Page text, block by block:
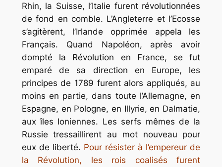
Rhin, la Suisse, l’Italie furent révolutionnées
de fond en comble. L’Angleterre et l’Ecosse
s’agitèrent, l’Irlande opprimée appela les
Français. Quand Napoléon, après avoir
dompté la Révolution en France, se fut
emparé de sa direction en Europe, les
principes de 1789 furent alors appliqués, au
moins en partie, dans toute l’Allemagne, en
Espagne, en Pologne, en Illyrie, en Dalmatie,
aux îles Ioniennes. Les serfs mêmes de la
Russie tressaillirent au mot nouveau pour
eux de liberté. Pour résister à l’empereur de
la Révolution, les rois coalisés furent